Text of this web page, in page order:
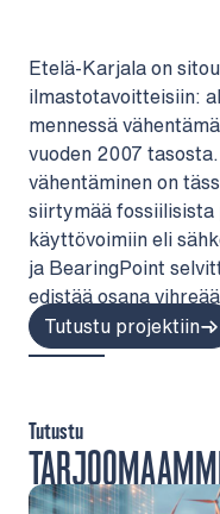
Etelä-Karjala on
ilmastotavoitteisiin:
mennessä
vuoden 2007
vähentäminen on
siirtymää
käyttövoimiin eli
ja BearingPoint
edistää osana
Tutustu projektiin
Tutustu